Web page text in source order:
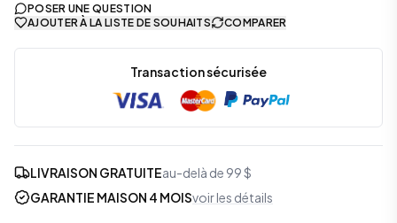
POSER UNE QUESTION
AJOUTER À LA LISTE DE SOUHAITS
COMPARER
Transaction sécurisée
LIVRAISON GRATUITEau-delà de 99 $
GARANTIE MAISON 4 MOISvoir les détails